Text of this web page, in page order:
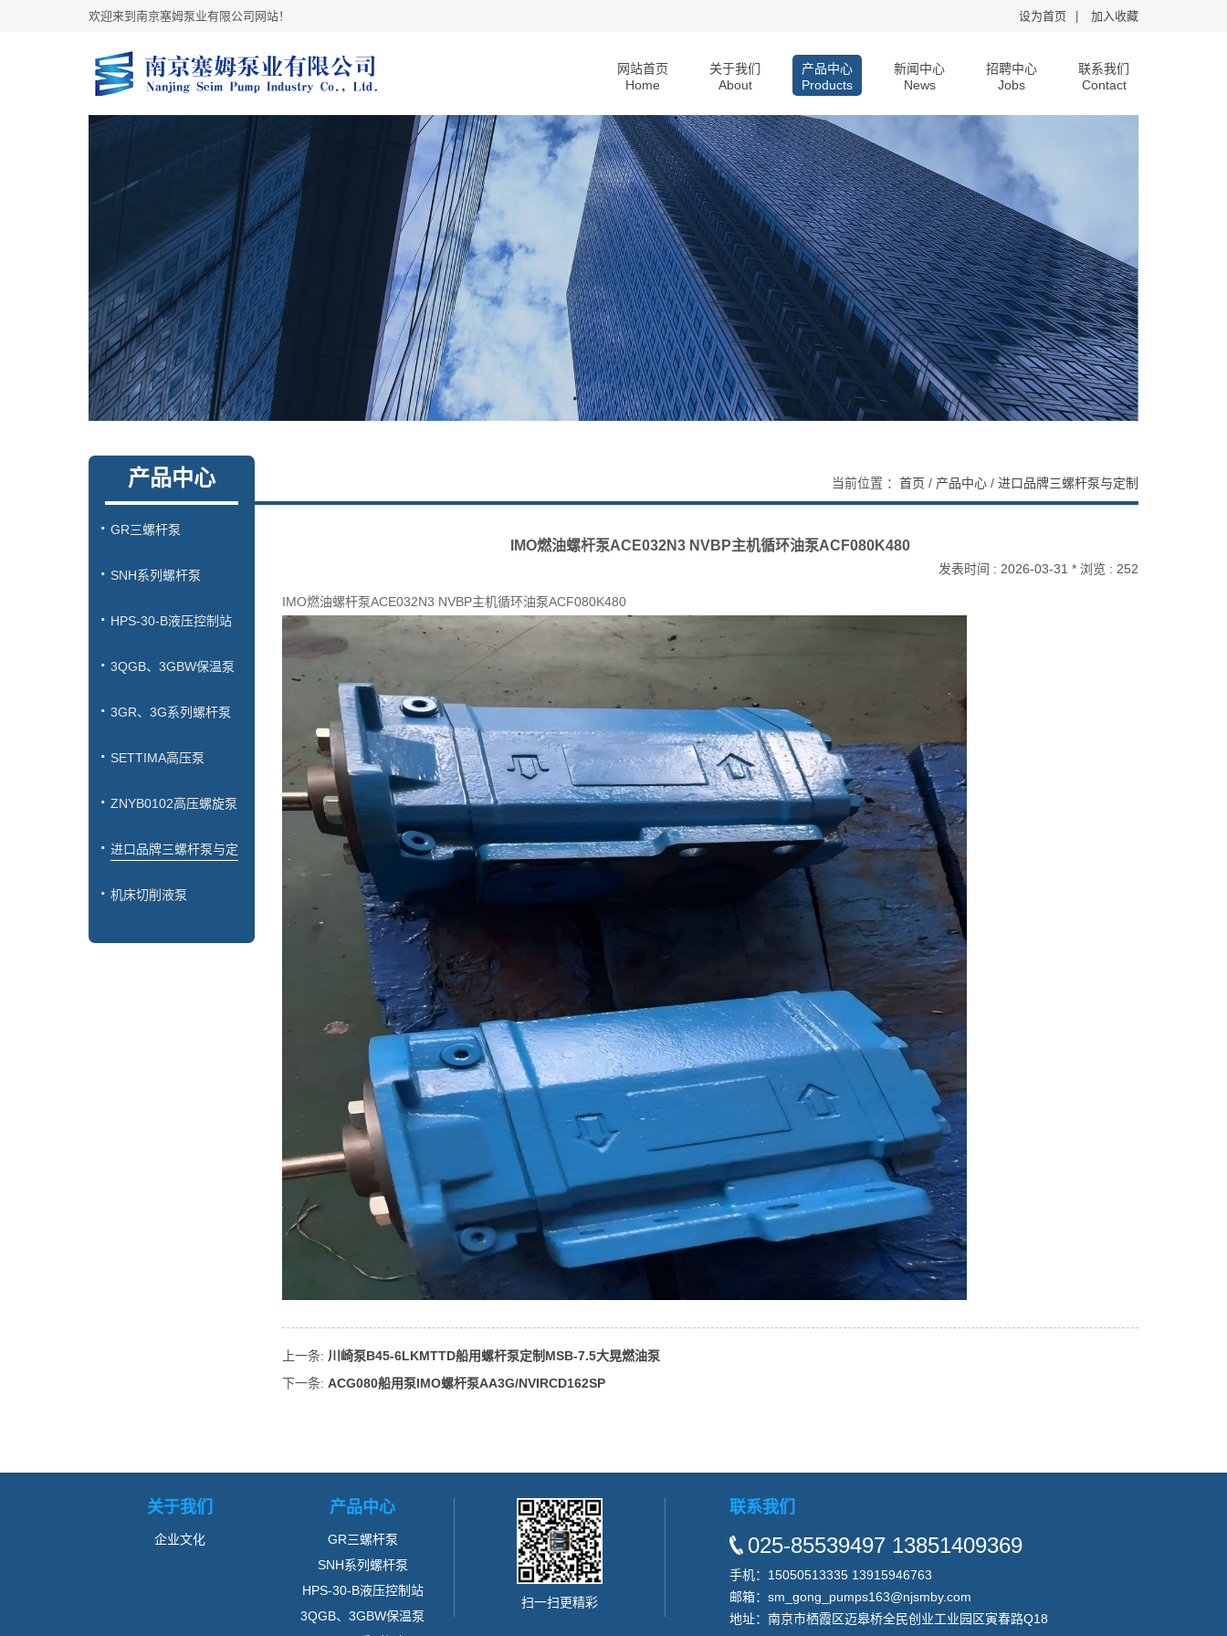
欢迎来到南京塞姆泵业有限公司网站！ 设为首页 加入收藏
网站首页
Home
关于我们
About
产品中心
Products
新闻中心
News
招聘中心
Jobs
联系我们
Contact
产品中心
GR三螺杆泵
SNH系列螺杆泵
HPS-30-B液压控制站
3QGB、3GBW保温泵
3GR、3G系列螺杆泵
SETTIMA高压泵
ZNYB0102高压螺旋泵
进口品牌三螺杆泵与定
制机床切削液泵
当前位置 ： 首页 / 产品中心 / 进口品牌三螺杆泵与定制
IMO燃油螺杆泵ACE032N3 NVBP主机循环油泵ACF080K480
发表时间 : 2026-03-31 * 浏览 : 252
IMO燃油螺杆泵ACE032N3 NVBP主机循环油泵ACF080K480
上一条: 川崎泵B45-6LKMTTD船用螺杆泵定制MSB-7.5大晃燃油泵
下一条: ACG080船用泵IMO螺杆泵AA3G/NVIRCD162SP
关于我们
企业文化
产品中心
GR三螺杆泵
SNH系列螺杆泵
HPS-30-B液压控制站
3QGB、3GBW保温泵
扫一扫更精彩
联系我们
025-85539497 13851409369
手机：15050513335 13915946763
邮箱：sm_gong_pumps163@njsmby.com
地址：南京市栖霞区迈皋桥全民创业工业园区寅春路Q18